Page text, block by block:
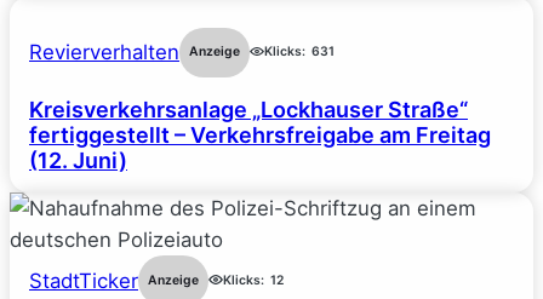
Revierverhalten Anzeige Klicks: 631
Kreisverkehrsanlage „Lockhauser Straße“
fertiggestellt – Verkehrsfreigabe am Freitag
(12. Juni)
StadtTicker Anzeige Klicks: 12